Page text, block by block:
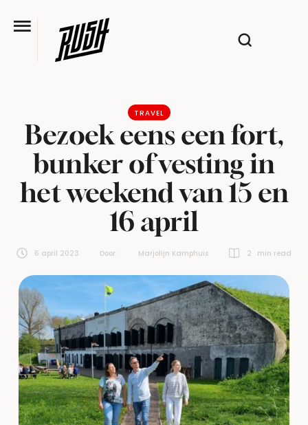
TRAVEL
Bezoek eens een fort,
bunker of vesting in
het weekend van 15 en
16 april
6 april 2023 Door: Marjolijn Kamphuis 2 min read